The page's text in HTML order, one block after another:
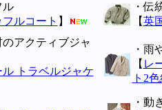
ル
ルコート 】
・伝
【英
のアクティブジャ
トラベルジャケ
・雨
【 レ
ト2
・動